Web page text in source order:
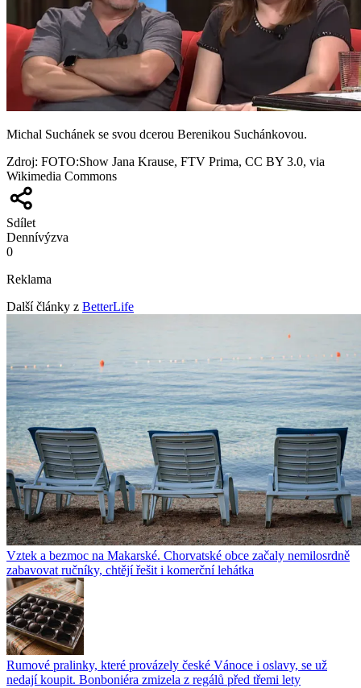
Michal Suchánek se svou dcerou Berenikou Suchánkovou.
Zdroj: FOTO:Show Jana Krause, FTV Prima, CC BY 3.0, via
Wikimedia Commons
Sdílet
Dennívýzva
0
Reklama
Další články z BetterLife
Vztek a bezmoc na Makarské. Chorvatské obce začaly nemilosrdně
zabavovat ručníky, chtějí řešit i komerční lehátka
Rumové pralinky, které provázely české Vánoce i oslavy, se už
nedají koupit. Bonboniéra zmizela z regálů před třemi lety